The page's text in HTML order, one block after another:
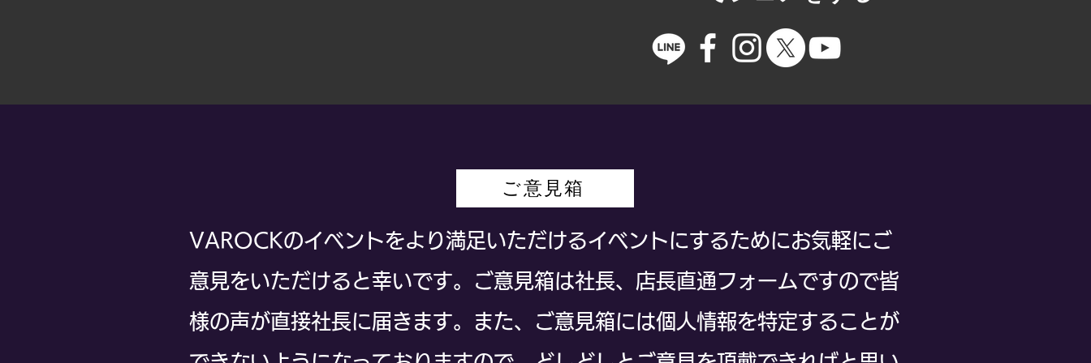
ご意見箱
VAROCKのイベントをより満足いただけるイベントにするためにお気軽にご
意見をいただけると幸いです。ご意見箱は社長、店長直通フォームですので皆
様の声が直接社長に届きます。また、ご意見箱には個人情報を特定することが